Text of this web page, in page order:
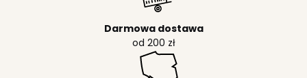
Darmowa dostawa
od 200 zł